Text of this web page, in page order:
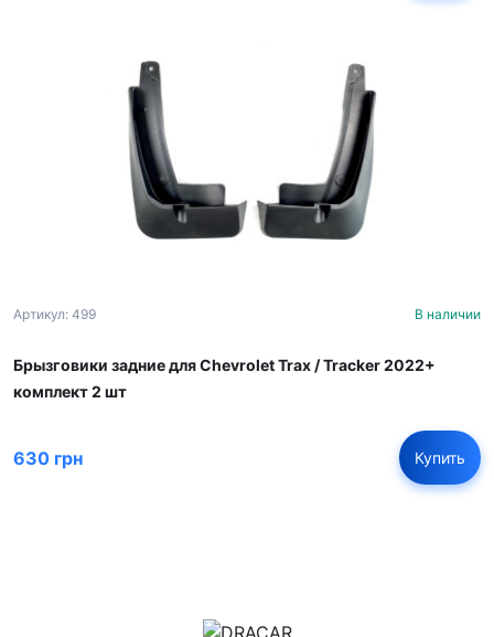
Артикул: 499 В наличии
Брызговики задние для Chevrolet Trax / Tracker 2022+
комплект 2 шт
630 грн Купить